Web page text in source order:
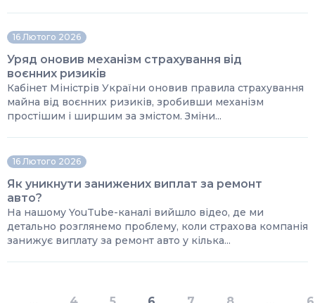
16 Лютого 2026
Уряд оновив механізм страхування від
воєнних ризиків
Кабінет Міністрів України оновив правила страхування
майна від воєнних ризиків, зробивши механізм
простішим і ширшим за змістом. Зміни...
16 Лютого 2026
Як уникнути занижених виплат за ремонт
авто?
На нашому YouTube-каналі вийшло відео, де ми
детально розглянемо проблему, коли страхова компанія
занижує виплату за ремонт авто у кілька...